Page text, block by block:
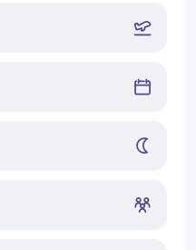
водопады
скалами